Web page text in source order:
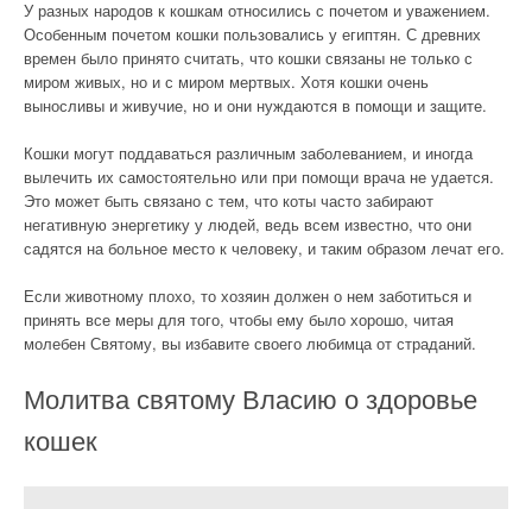
У разных народов к кошкам относились с почетом и уважением.
Особенным почетом кошки пользовались у египтян. С древних
времен было принято считать, что кошки связаны не только с
миром живых, но и с миром мертвых. Хотя кошки очень
выносливы и живучие, но и они нуждаются в помощи и защите.
Кошки могут поддаваться различным заболеванием, и иногда
вылечить их самостоятельно или при помощи врача не удается.
Это может быть связано с тем, что коты часто забирают
негативную энергетику у людей, ведь всем известно, что они
садятся на больное место к человеку, и таким образом лечат его.
Если животному плохо, то хозяин должен о нем заботиться и
принять все меры для того, чтобы ему было хорошо, читая
молебен Святому, вы избавите своего любимца от страданий.
Молитва святому Власию о здоровье
кошек